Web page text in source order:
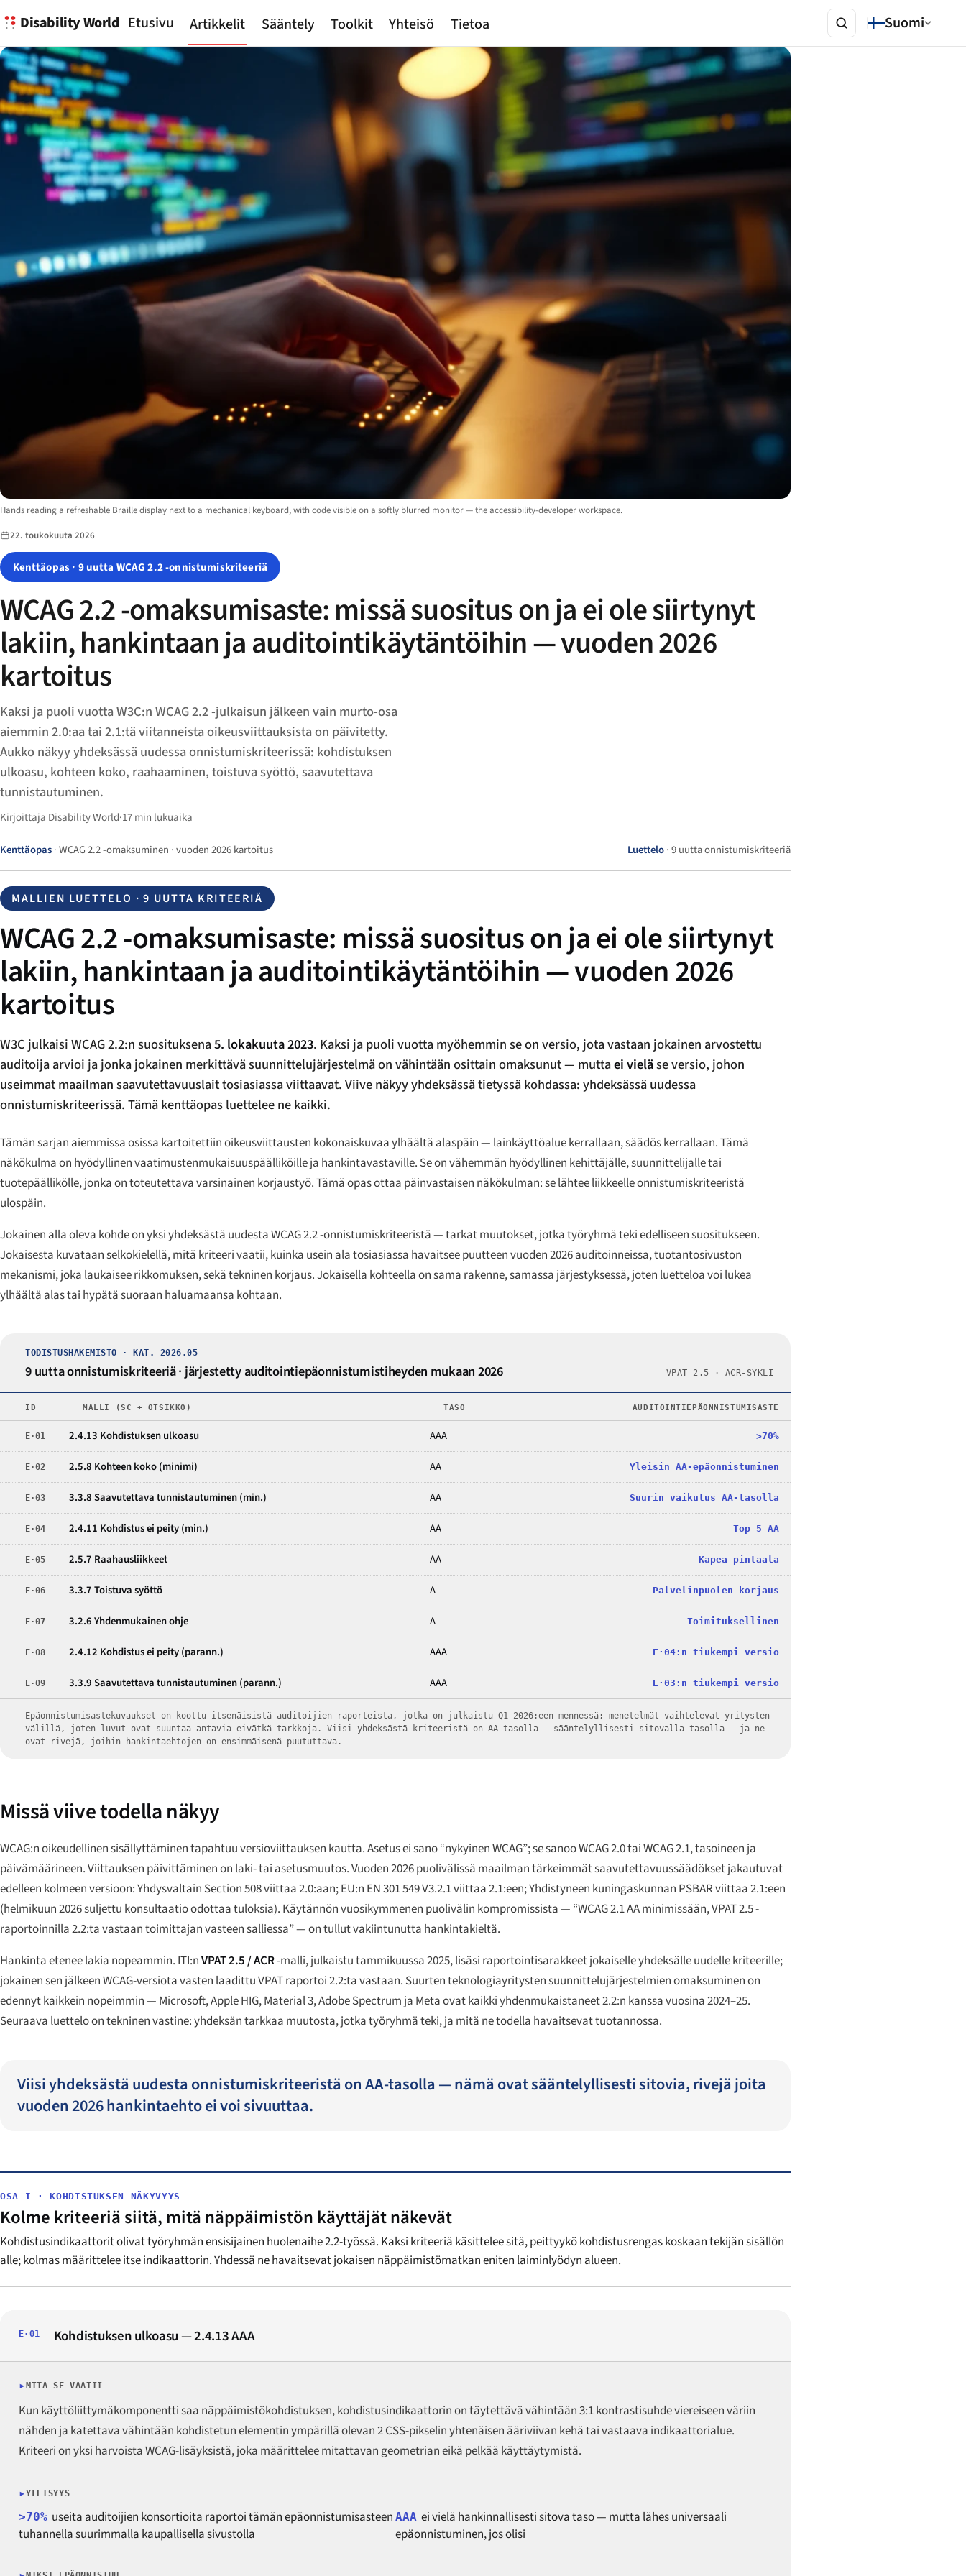
Disability World Etusivu Artikkelit Sääntely Toolkit Yhteisö Tietoa Suomi
Image description:
Hands reading a refreshable Braille display next to a mechanical keyboard, with code visible on a softly blurred monitor — the accessibility-developer workspace.
22. toukokuuta 2026
Kenttäopas · 9 uutta WCAG 2.2 -onnistumiskriteeriä
WCAG 2.2 -omaksumisaste: missä suositus on ja ei ole siirtynyt
lakiin, hankintaan ja auditointikäytäntöihin — vuoden 2026
kartoitus
Kaksi ja puoli vuotta W3C:n WCAG 2.2 -julkaisun jälkeen vain murto-osa
aiemmin 2.0:aa tai 2.1:tä viitanneista oikeusviittauksista on päivitetty.
Aukko näkyy yhdeksässä uudessa onnistumiskriteerissä: kohdistuksen
ulkoasu, kohteen koko, raahaaminen, toistuva syöttö, saavutettava
tunnistautuminen.
Kirjoittaja Disability World·17 min lukuaika
Kenttäopas· WCAG 2.2 -omaksuminen · vuoden 2026 kartoitus Luettelo· 9 uutta onnistumiskriteeriä
MALLIEN LUETTELO · 9 UUTTA KRITEERIÄ
WCAG 2.2 -omaksumisaste: missä suositus on ja ei ole siirtynyt
lakiin, hankintaan ja auditointikäytäntöihin — vuoden 2026
kartoitus
W3C julkaisi WCAG 2.2:n suosituksena5. lokakuuta 2023. Kaksi ja puoli vuotta myöhemmin se on versio, jota vastaan jokainen arvostettu
auditoija arvioi ja jonka jokainen merkittävä suunnittelujärjestelmä on vähintään osittain omaksunut — muttaei vieläse versio, johon
useimmat maailman saavutettavuuslait tosiasiassa viittaavat. Viive näkyy yhdeksässä tietyssä kohdassa: yhdeksässä uudessa
onnistumiskriteerissä. Tämä kenttäopas luettelee ne kaikki.
Tämän sarjan aiemmissa osissa kartoitettiin oikeusviittausten kokonaiskuvaa ylhäältä alaspäin — lainkäyttöalue kerrallaan, säädös kerrallaan. Tämä
näkökulma on hyödyllinen vaatimustenmukaisuuspäälliköille ja hankintavastaville. Se on vähemmän hyödyllinen kehittäjälle, suunnittelijalle tai
tuotepäällikölle, jonka on toteutettava varsinainen korjaustyö. Tämä opas ottaa päinvastaisen näkökulman: se lähtee liikkeelle onnistumiskriteeristä
ulospäin.
Jokainen alla oleva kohde on yksi yhdeksästä uudesta WCAG 2.2 -onnistumiskriteeristä — tarkat muutokset, jotka työryhmä teki edelliseen suositukseen.
Jokaisesta kuvataan selkokielellä, mitä kriteeri vaatii, kuinka usein ala tosiasiassa havaitsee puutteen vuoden 2026 auditoinneissa, tuotantosivuston
mekanismi, joka laukaisee rikkomuksen, sekä tekninen korjaus. Jokaisella kohteella on sama rakenne, samassa järjestyksessä, joten luetteloa voi lukea
ylhäältä alas tai hypätä suoraan haluamaansa kohtaan.
TODISTUSHAKEMISTO · KAT. 2026.05
9 uutta onnistumiskriteeriä · järjestetty auditointiepäonnistumistiheyden mukaan 2026 VPAT 2.5 · ACR-SYKLI
ID MALLI (SC + OTSIKKO) TASO AUDITOINTIEPÄONNISTUMISASTE
E·01 2.4.13 Kohdistuksen ulkoasu AAA >70%
E·02 2.5.8 Kohteen koko (minimi) AA Yleisin AA-epäonnistuminen
E·03 3.3.8 Saavutettava tunnistautuminen (min.) AA Suurin vaikutus AA-tasolla
E·04 2.4.11 Kohdistus ei peity (min.) AA Top 5 AA
E·05 2.5.7 Raahausliikkeet AA Kapea pintaala
E·06 3.3.7 Toistuva syöttö A Palvelinpuolen korjaus
E·07 3.2.6 Yhdenmukainen ohje A Toimituksellinen
E·08 2.4.12 Kohdistus ei peity (parann.) AAA E·04:n tiukempi versio
E·09 3.3.9 Saavutettava tunnistautuminen (parann.) AAA E·03:n tiukempi versio
Epäonnistumisastekuvaukset on koottu itsenäisistä auditoijien raporteista, jotka on julkaistu Q1 2026:een mennessä; menetelmät vaihtelevat yritysten
välillä, joten luvut ovat suuntaa antavia eivätkä tarkkoja. Viisi yhdeksästä kriteeristä on AA-tasolla — sääntelyllisesti sitovalla tasolla — ja ne
ovat rivejä, joihin hankintaehtojen on ensimmäisenä puututtava.
Missä viive todella näkyy
WCAG:n oikeudellinen sisällyttäminen tapahtuu versioviittauksen kautta. Asetus ei sano “nykyinen WCAG”; se sanoo WCAG 2.0 tai WCAG 2.1, tasoineen ja
päivämäärineen. Viittauksen päivittäminen on laki- tai asetusmuutos. Vuoden 2026 puolivälissä maailman tärkeimmät saavutettavuussäädökset jakautuvat
edelleen kolmeen versioon: Yhdysvaltain Section 508 viittaa 2.0:aan; EU:n EN 301 549 V3.2.1 viittaa 2.1:een; Yhdistyneen kuningaskunnan PSBAR viittaa 2.1:een
(helmikuun 2026 suljettu konsultaatio odottaa tuloksia). Käytännön vuosikymmenen puolivälin kompromissista — “WCAG 2.1 AA minimissään, VPAT 2.5 -
raportoinnilla 2.2:ta vastaan toimittajan vasteen salliessa” — on tullut vakiintunutta hankintakieltä.
Hankinta etenee lakia nopeammin. ITI:nVPAT 2.5 / ACR-malli, julkaistu tammikuussa 2025, lisäsi raportointisarakkeet jokaiselle yhdeksälle uudelle kriteerille;
jokainen sen jälkeen WCAG-versiota vasten laadittu VPAT raportoi 2.2:ta vastaan. Suurten teknologiayritysten suunnittelujärjestelmien omaksuminen on
edennyt kaikkein nopeimmin — Microsoft, Apple HIG, Material 3, Adobe Spectrum ja Meta ovat kaikki yhdenmukaistaneet 2.2:n kanssa vuosina 2024–25.
Seuraava luettelo on tekninen vastine: yhdeksän tarkkaa muutosta, jotka työryhmä teki, ja mitä ne todella havaitsevat tuotannossa.
Viisi yhdeksästä uudesta onnistumiskriteeristä on AA-tasolla — nämä ovat sääntelyllisesti sitovia, rivejä joita
vuoden 2026 hankintaehto ei voi sivuuttaa.
OSA I · KOHDISTUKSEN NÄKYVYYS
Kolme kriteeriä siitä, mitä näppäimistön käyttäjät näkevät
Kohdistusindikaattorit olivat työryhmän ensisijainen huolenaihe 2.2-työssä. Kaksi kriteeriä käsittelee sitä, peittyykö kohdistusrengas koskaan tekijän sisällön
alle; kolmas määrittelee itse indikaattorin. Yhdessä ne havaitsevat jokaisen näppäimistömatkan eniten laiminlyödyn alueen.
E·01 Kohdistuksen ulkoasu — 2.4.13 AAA
MITÄ SE VAATII
Kun käyttöliittymäkomponentti saa näppäimistökohdistuksen, kohdistusindikaattorin on täytettävä vähintään 3:1 kontrastisuhde viereiseen väriin
nähden ja katettava vähintään kohdistetun elementin ympärillä olevan 2 CSS-pikselin yhtenäisen ääriviivan kehä tai vastaava indikaattorialue.
Kriteeri on yksi harvoista WCAG-lisäyksistä, joka määrittelee mitattavan geometrian eikä pelkää käyttäytymistä.
YLEISYYS
>70% useita auditoijien konsortioita raportoi tämän epäonnistumisasteen
tuhannella suurimmalla kaupallisella sivustolla
AAA ei vielä hankinnallisesti sitova taso — mutta lähes universaali
epäonnistuminen, jos olisi